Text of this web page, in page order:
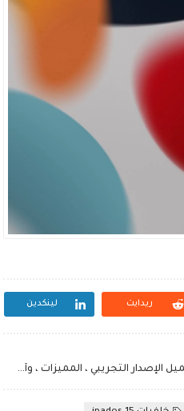
ريدايت لينكدين
تحديث iPadOS 15 ، تحميل الإصدار التجريبي ، المميزات ، وأجهزة ipad المدعومة